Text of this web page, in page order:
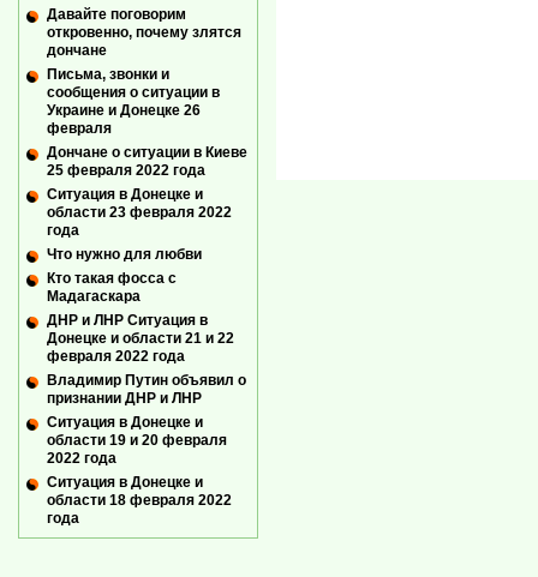
Давайте поговорим
откровенно, почему злятся
дончане
Письма, звонки и
сообщения о ситуации в
Украине и Донецке 26
февраля
Дончане о ситуации в Киеве
25 февраля 2022 года
Ситуация в Донецке и
области 23 февраля 2022
года
Что нужно для любви
Кто такая фосса с
Мадагаскара
ДНР и ЛНР Ситуация в
Донецке и области 21 и 22
февраля 2022 года
Владимир Путин объявил о
признании ДНР и ЛНР
Ситуация в Донецке и
области 19 и 20 февраля
2022 года
Ситуация в Донецке и
области 18 февраля 2022
года